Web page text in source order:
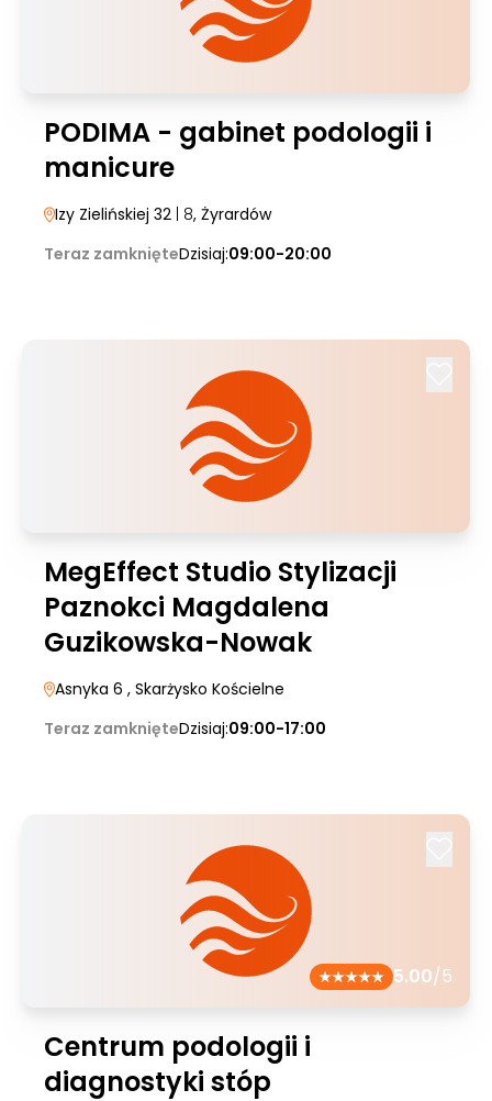
PODIMA - gabinet podologii i
manicure
Izy Zielińskiej 32 | 8, Żyrardów
Teraz zamknięteDzisiaj:09:00-20:00
MegEffect Studio Stylizacji
Paznokci Magdalena
Guzikowska-Nowak
Asnyka 6 , Skarżysko Kościelne
Teraz zamknięteDzisiaj:09:00-17:00
5.00/5
Centrum podologii i
diagnostyki stóp